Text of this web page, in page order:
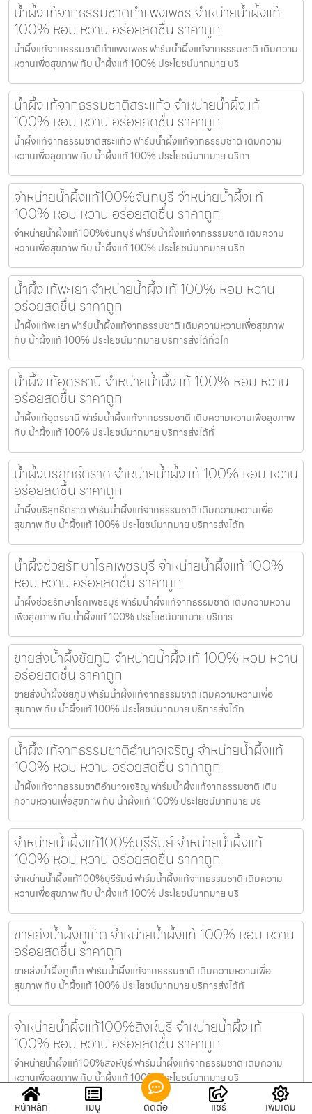
น้ำผึ้งแท้จากธรรมชาติกำแพงเพชร จำหน่ายน้ำผึ้งแท้
100% หอม หวาน อร่อยสดชื่น ราคาถูก
น้ำผึ้งแท้จากธรรมชาติกำแพงเพชร ฟาร์มน้ำผึ้งแท้จากธรรมชาติ เติมความ
หวานเพื่อสุขภาพ กับ น้ำผึ้งแท้ 100% ประโยชน์มากมาย บริ
น้ำผึ้งแท้จากธรรมชาติสระแก้ว จำหน่ายน้ำผึ้งแท้
100% หอม หวาน อร่อยสดชื่น ราคาถูก
น้ำผึ้งแท้จากธรรมชาติสระแก้ว ฟาร์มน้ำผึ้งแท้จากธรรมชาติ เติมความ
หวานเพื่อสุขภาพ กับ น้ำผึ้งแท้ 100% ประโยชน์มากมาย บริกา
จำหน่ายน้ำผึ้งแท้100%จันทบุรี จำหน่ายน้ำผึ้งแท้
100% หอม หวาน อร่อยสดชื่น ราคาถูก
จำหน่ายน้ำผึ้งแท้100%จันทบุรี ฟาร์มน้ำผึ้งแท้จากธรรมชาติ เติมความ
หวานเพื่อสุขภาพ กับ น้ำผึ้งแท้ 100% ประโยชน์มากมาย บริก
น้ำผึ้งแท้พะเยา จำหน่ายน้ำผึ้งแท้ 100% หอม หวาน
อร่อยสดชื่น ราคาถูก
น้ำผึ้งแท้พะเยา ฟาร์มน้ำผึ้งแท้จากธรรมชาติ เติมความหวานเพื่อสุขภาพ
กับ น้ำผึ้งแท้ 100% ประโยชน์มากมาย บริการส่งได้ทั่วไท
น้ำผึ้งแท้อุดรธานี จำหน่ายน้ำผึ้งแท้ 100% หอม หวาน
อร่อยสดชื่น ราคาถูก
น้ำผึ้งแท้อุดรธานี ฟาร์มน้ำผึ้งแท้จากธรรมชาติ เติมความหวานเพื่อสุขภาพ
กับ น้ำผึ้งแท้ 100% ประโยชน์มากมาย บริการส่งได้ทั่
น้ำผึ้งบริสุทธิ์ตราด จำหน่ายน้ำผึ้งแท้ 100% หอม หวาน
อร่อยสดชื่น ราคาถูก
น้ำผึ้งบริสุทธิ์ตราด ฟาร์มน้ำผึ้งแท้จากธรรมชาติ เติมความหวานเพื่อ
สุขภาพ กับ น้ำผึ้งแท้ 100% ประโยชน์มากมาย บริการส่งได้ท
น้ำผึ้งช่วยรักษาโรคเพชรบุรี จำหน่ายน้ำผึ้งแท้ 100%
หอม หวาน อร่อยสดชื่น ราคาถูก
น้ำผึ้งช่วยรักษาโรคเพชรบุรี ฟาร์มน้ำผึ้งแท้จากธรรมชาติ เติมความหวาน
เพื่อสุขภาพ กับ น้ำผึ้งแท้ 100% ประโยชน์มากมาย บริการ
ขายส่งน้ำผึ้งชัยภูมิ จำหน่ายน้ำผึ้งแท้ 100% หอม หวาน
อร่อยสดชื่น ราคาถูก
ขายส่งน้ำผึ้งชัยภูมิ ฟาร์มน้ำผึ้งแท้จากธรรมชาติ เติมความหวานเพื่อ
สุขภาพ กับ น้ำผึ้งแท้ 100% ประโยชน์มากมาย บริการส่งได้ท
น้ำผึ้งแท้จากธรรมชาติอำนาจเจริญ จำหน่ายน้ำผึ้งแท้
100% หอม หวาน อร่อยสดชื่น ราคาถูก
น้ำผึ้งแท้จากธรรมชาติอำนาจเจริญ ฟาร์มน้ำผึ้งแท้จากธรรมชาติ เติม
ความหวานเพื่อสุขภาพ กับ น้ำผึ้งแท้ 100% ประโยชน์มากมาย บร
จำหน่ายน้ำผึ้งแท้100%บุรีรัมย์ จำหน่ายน้ำผึ้งแท้
100% หอม หวาน อร่อยสดชื่น ราคาถูก
จำหน่ายน้ำผึ้งแท้100%บุรีรัมย์ ฟาร์มน้ำผึ้งแท้จากธรรมชาติ เติมความ
หวานเพื่อสุขภาพ กับ น้ำผึ้งแท้ 100% ประโยชน์มากมาย บริ
ขายส่งน้ำผึ้งภูเก็ต จำหน่ายน้ำผึ้งแท้ 100% หอม หวาน
อร่อยสดชื่น ราคาถูก
ขายส่งน้ำผึ้งภูเก็ต ฟาร์มน้ำผึ้งแท้จากธรรมชาติ เติมความหวานเพื่อ
สุขภาพ กับ น้ำผึ้งแท้ 100% ประโยชน์มากมาย บริการส่งได้ทั
จำหน่ายน้ำผึ้งแท้100%สิงห์บุรี จำหน่ายน้ำผึ้งแท้
100% หอม หวาน อร่อยสดชื่น ราคาถูก
จำหน่ายน้ำผึ้งแท้100%สิงห์บุรี ฟาร์มน้ำผึ้งแท้จากธรรมชาติ เติมความ
หวานเพื่อสุขภาพ กับ น้ำผึ้งแท้ 100% ประโยชน์มากมาย บริ
หน้าหลัก เมนู ติดต่อ แชร์ เพิ่มเติม